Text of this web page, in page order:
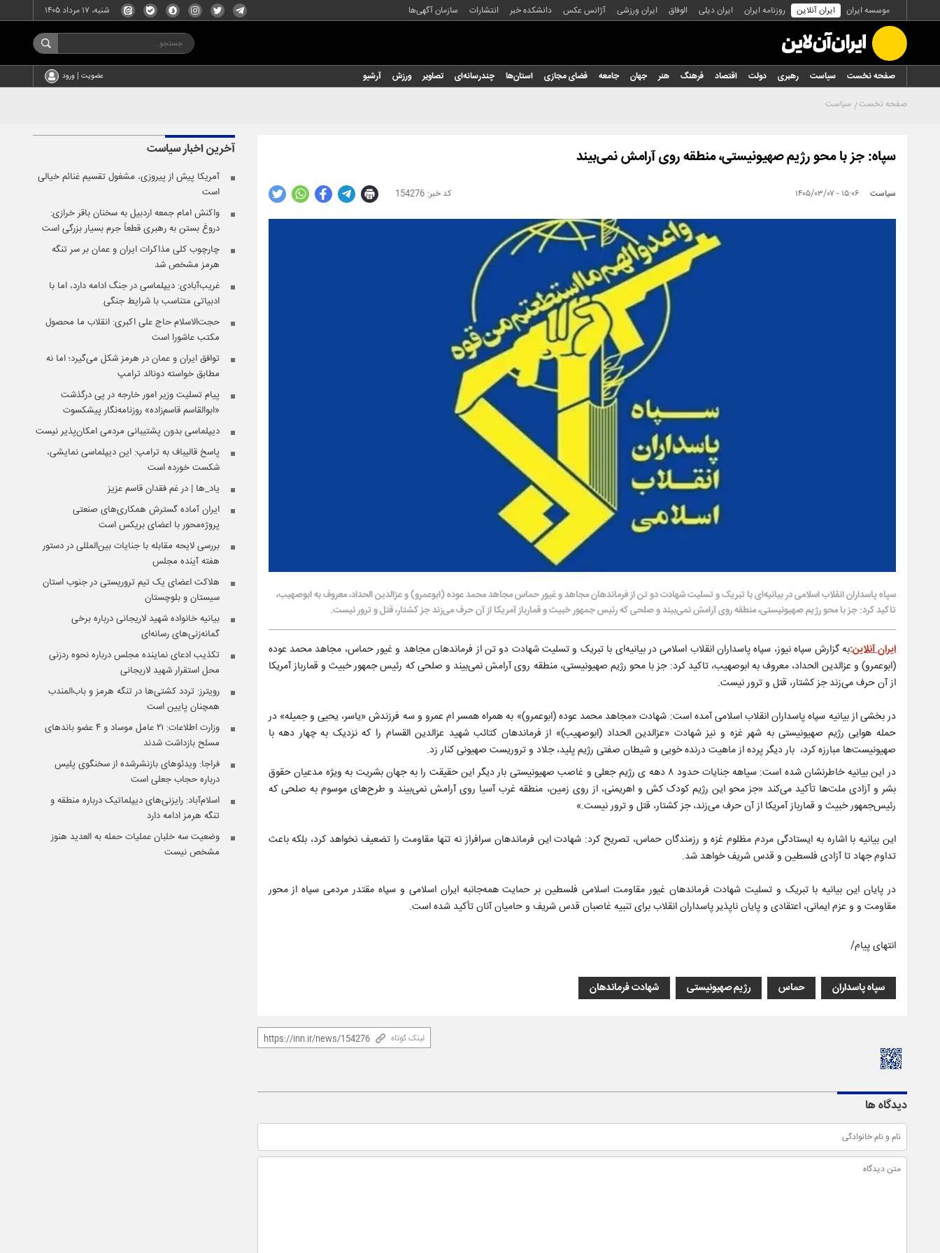
موسسه ایران ایران آنلاین روزنامه ایران ایران دیلی الوفاق ایران ورزشی آژانس عکس دانشکده خبر انتشارات سازمان آگهی‌ها شنبه، ۱۷ مرداد ۱۴۰۵
صفحه نخست سیاست رهبری دولت اقتصاد فرهنگ هنر جهان جامعه فضای مجازی استان‌ها چندرسانه‌ای تصاویر ورزش آرشیو عضویت | ورود
صفحه نخست سیاست
سپاه: جز با محو رژیم صهیونیستی، منطقه روی آرامش نمی‌بیند
سیاست ۱۵:۰۶ - ۱۴۰۵/۰۳/۰۷ 154276
سپاه پاسداران انقلاب اسلامی در بیانیه‌ای با تبریک و تسلیت شهادت دو تن از فرماندهان مجاهد و غیور حماس مجاهد محمد عوده (ابوعمرو) و عزالدین الحداد، معروف به ابوصهیب،
تاکید کرد: جز با محو رژیم صهیونیستی، منطقه روی آرامش نمی‌بیند و صلحی که رئیس جمهور خبیث و قمارباز آمریکا از آن حرف می‌زند جز کشتار، قتل و ترور نیست.
ایران آنلاین:به گزارش سپاه نیوز، سپاه پاسداران انقلاب اسلامی در بیانیه‌ای با تبریک و تسلیت شهادت دو تن از فرماندهان مجاهد و غیور حماس، مجاهد محمد عوده
(ابوعمرو) و عزالدین الحداد، معروف به ابوصهیب، تاکید کرد: جز با محو رژیم صهیونیستی، منطقه روی آرامش نمی‌بیند و صلحی که رئیس جمهور خبیث و قمارباز آمریکا
از آن حرف می‌زند جز کشتار، قتل و ترور نیست.
در بخشی از بیانیه سپاه پاسداران انقلاب اسلامی آمده است: شهادت «مجاهد محمد عوده (ابوعمرو)» به همراه همسر ام عمرو و سه فرزندش «یاسر، یحیی و جمیله» در
حمله هوایی رژیم صهیونیستی به شهر غزه و نیز شهادت «عزالدین الحداد (ابوصهیب)» از فرماندهان کتائب شهید عزالدین القسام را که نزدیک به چهار دهه با
صهیونیست‌ها مبارزه کرد، بار دیگر پرده از ماهیت درنده خویی و شیطان صفتی رژیم پلید، جلاد و تروریست صهیونی کنار زد.
در این بیانیه خاطرنشان شده است: سیاهه جنایات حدود ۸ دهه ی رژیم جعلی و غاصب صهیونیستی بار دیگر این حقیقت را به جهان بشریت به ویژه مدعیان حقوق
بشر و آزادی ملت‌ها تأکید می‌کند «جز محو این رژیم کودک کش و اهریمنی، از روی زمین، منطقه غرب آسیا روی آرامش نمی‌بیند و طرح‌های موسوم به صلحی که
رئیس‌جمهور خبیث و قمارباز آمریکا از آن حرف می‌زند، جز کشتار، قتل و ترور نیست.»
این بیانیه با اشاره به ایستادگی مردم مظلوم غزه و رزمندگان حماس، تصریح کرد: شهادت این فرماندهان سرافراز نه تنها مقاومت را تضعیف نخواهد کرد، بلکه باعث
تداوم جهاد تا آزادی فلسطین و قدس شریف خواهد شد.
در پایان این بیانیه با تبریک و تسلیت شهادت فرماندهان غیور مقاومت اسلامی فلسطین بر حمایت همه‌جانبه ایران اسلامی و سپاه مقتدر مردمی سپاه از محور
مقاومت و و عزم ایمانی، اعتقادی و پایان ناپذیر پاسداران انقلاب برای تنبیه غاصبان قدس شریف و حامیان آنان تأکید شده است.
انتهای پیام/
سپاه پاسداران حماس رژیم صهیونیستی شهادت فرماندهان
لینک کوتاه
دیدگاه ها
آخرین اخبارسیاست
آمریکا پیش از پیروزی، مشغول تقسیم غنائم خیالی
است
واکنش امام جمعه اردبیل به سخنان باقر خرازی:
دروغ بستن به رهبری قطعاً جرم بسیار بزرگی است
چارچوب کلی مذاکرات ایران و عمان بر سر تنگه
هرمز مشخص شد
غریب‌آبادی: دیپلماسی در جنگ ادامه دارد، اما با
ادبیاتی متناسب با شرایط جنگی
حجت‌الاسلام حاج علی اکبری: انقلاب ما محصول
مکتب عاشورا است
توافق ایران و عمان در هرمز شکل می‌گیرد؛ اما نه
مطابق خواسته دونالد ترامپ
پیام تسلیت وزیر امور خارجه در پی درگذشت
«ابوالقاسم قاسم‌زاده» روزنامه‌نگار پیشکسوت
دیپلماسی بدون پشتیبانی مردمی امکان‌پذیر نیست
پاسخ قالیباف به ترامپ: این دیپلماسی نمایشی،
شکست خورده است
یاد_ها | در غم فقدان قاسم عزیز
ایران آماده گسترش همکاری‌های صنعتی
پروژه‌محور با اعضای بریکس است
بررسی لایحه مقابله با جنایات بین‌المللی در دستور
هفته آینده مجلس
هلاکت اعضای یک تیم تروریستی در جنوب استان
سیستان و بلوچستان
بیانیه خانواده شهید لاریجانی درباره برخی
گمانه‌زنی‌های رسانه‌ای
تکذیب ادعای نماینده مجلس درباره نحوه ردزنی
محل استقرار شهید لاریجانی
رویترز: تردد کشتی‌ها در تنگه هرمز و باب‌المندب
همچنان پایین است
وزارت اطلاعات: ۲۱ عامل موساد و ۴ عضو باندهای
مسلح بازداشت شدند
فراجا: ویدئوهای بازنشرشده از سخنگوی پلیس
درباره حجاب جعلی است
اسلام‌آباد: رایزنی‌های دیپلماتیک درباره منطقه و
تنگه هرمز ادامه دارد
وضعیت سه خلبان عملیات حمله به العدید هنوز
مشخص نیست